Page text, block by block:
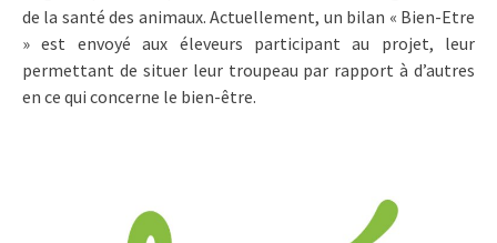
de la santé des animaux. Actuellement, un bilan « Bien-Etre
» est envoyé aux éleveurs participant au projet, leur
permettant de situer leur troupeau par rapport à d’autres
en ce qui concerne le bien-être.